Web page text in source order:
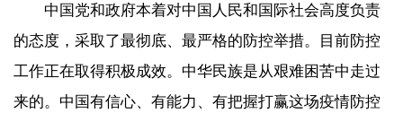
中国党和政府本着对中国人民和国际社会高度负责
的态度，采取了最彻底、最严格的防控举措。目前防控
工作正在取得积极成效。中华民族是从艰难困苦中走过
来的。中国有信心、有能力、有把握打赢这场疫情防控